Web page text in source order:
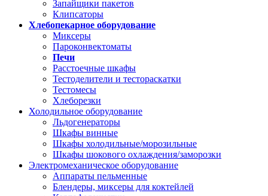
Запайщики пакетов
Клипсаторы
Хлебопекарное оборудование
Миксеры
Пароконвектоматы
Печи
Расстоечные шкафы
Тестоделители и тестораскатки
Тестомесы
Хлеборезки
Холодильное оборудование
Льдогенераторы
Шкафы винные
Шкафы холодильные/морозильные
Шкафы шокового охлаждения/заморозки
Электромеханическое оборудование
Аппараты пельменные
Блендеры, миксеры для коктейлей